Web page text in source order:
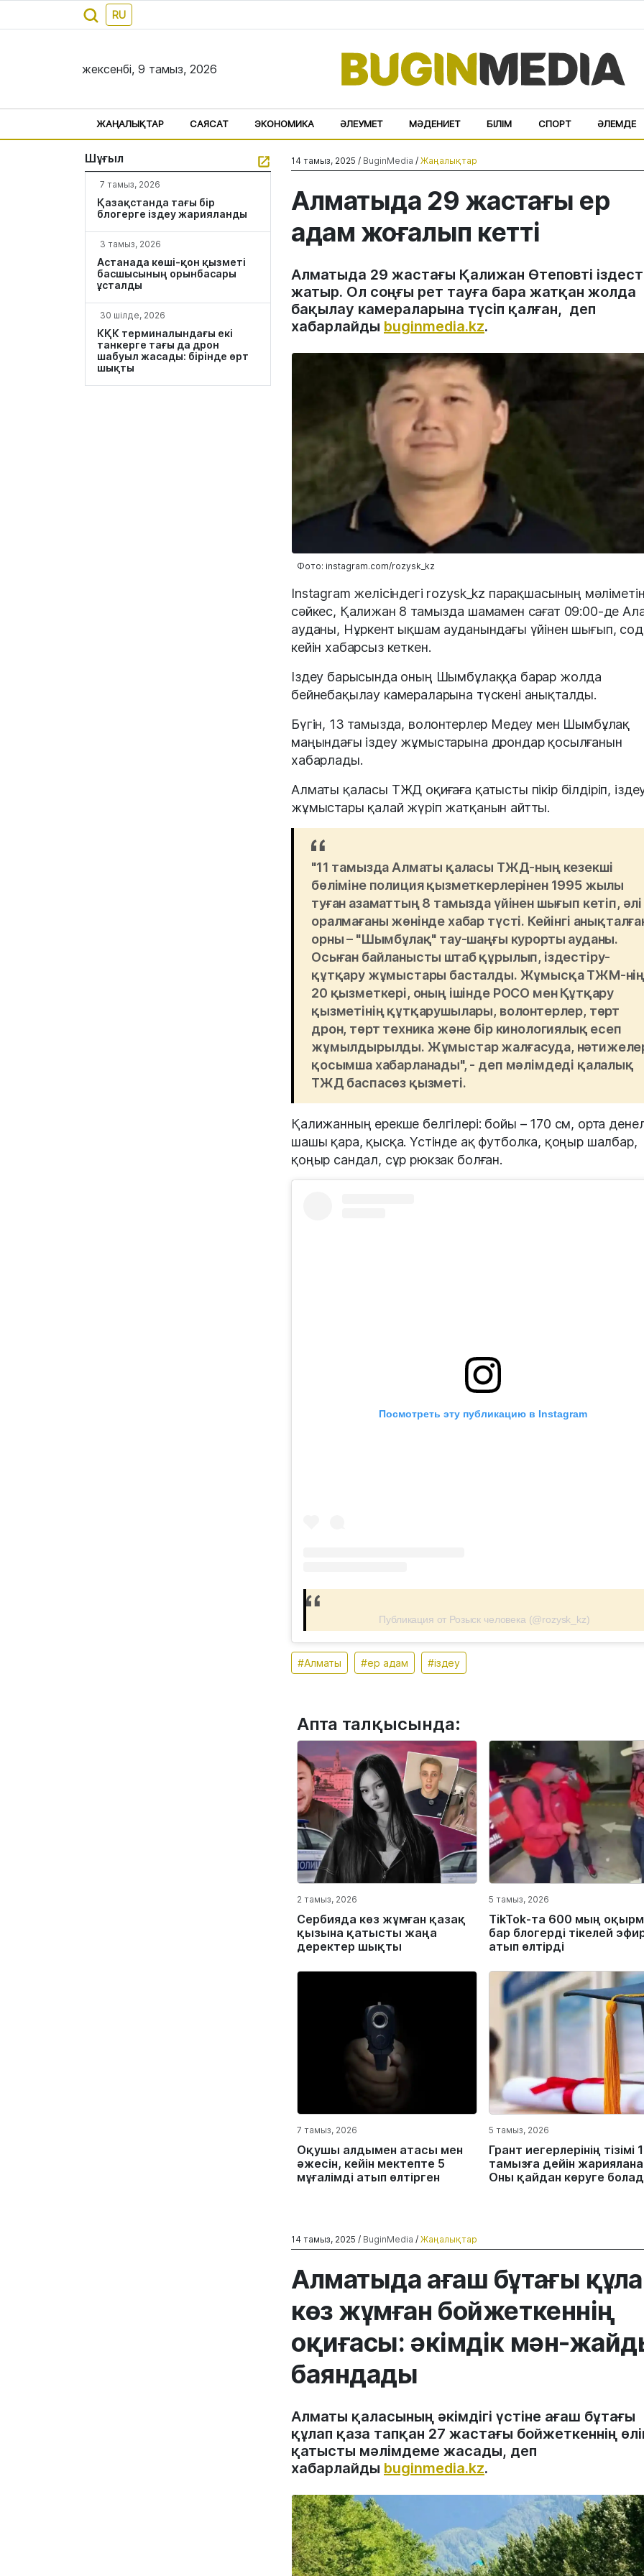
RU
жексенбі, 9 тамыз, 2026
ЖАҢАЛЫҚТАР САЯСАТ ЭКОНОМИКА ӘЛЕУМЕТ МӘДЕНИЕТ БІЛІМ СПОРТ ӘЛЕМДЕ
Шұғыл
7 тамыз, 2026
Қазақстанда тағы бір
блогерге іздеу жарияланды
3 тамыз, 2026
Астанада көші-қон қызметі
басшысының орынбасары
ұсталды
30 шілде, 2026
КҚК терминалындағы екі
танкерге тағы да дрон
шабуыл жасады: бірінде өрт
шықты
14 тамыз, 2025 / BuginMedia / Жаңалықтар
Алматыда 29 жастағы ер
адам жоғалып кетті
Алматыда 29 жастағы Қалижан Өтеповті
жатыр. Ол соңғы рет тауға бара жатқан жолда
бақылау камераларына түсіп қалған, деп
хабарлайды buginmedia.kz.
Фото: instagram.com/rozysk_kz
Instagram желісіндегі rozysk_kz парақшасының
сәйкес, Қалижан 8 тамызда шамамен сағат 09:00-де
ауданы, Нұркент ықшам ауданындағы үйінен шығып,
кейін хабарсыз кеткен.
Іздеу барысында оның Шымбұлаққа барар жолда
бейнебақылау камераларына түскені анықталды.
Бүгін, 13 тамызда, волонтерлер Медеу мен Шымбұлақ
маңындағы іздеу жұмыстарына дрондар қосылғанын
хабарлады.
Алматы қаласы ТЖД оқиғаға қатысты пікір білдіріп,
жұмыстары қалай жүріп жатқанын айтты.
"11 тамызда Алматы қаласы ТЖД-ның кезекші
бөліміне полиция қызметкерлерінен 1995 жылы
туған азаматтың 8 тамызда үйінен шығып кетіп, әлі
оралмағаны жөнінде хабар түсті. Кейінгі
орны – "Шымбұлақ" тау-шаңғы курорты ауданы.
Осыған байланысты штаб құрылып, іздестіру-
құтқару жұмыстары басталды. Жұмысқа ТЖМ-
20 қызметкері, оның ішінде РОСО мен Құтқару
қызметінің құтқарушылары, волонтерлер, төрт
дрон, төрт техника және бір кинологиялық есеп
жұмылдырылды. Жұмыстар жалғасуда,
қосымша хабарланады", - деп мәлімдеді қалалық
ТЖД баспасөз қызметі.
Қалижанның ерекше белгілері: бойы – 170 см, орта
шашы қара, қысқа. Үстінде ақ футболка, қоңыр шалбар,
қоңыр сандал, сұр рюкзак болған.
Посмотреть эту публикацию в Instagram
Публикация от Розыск человека (@rozysk_kz)
#Алматы #ер адам #іздеу
Апта талқысында:
2 тамыз, 2026
Сербияда көз жұмған қазақ
қызына қатысты жаңа
деректер шықты
5 тамыз, 2026
TikTok-та 600 мың
бар блогерді тікелей
атып өлтірді
7 тамыз, 2026
Оқушы алдымен атасы мен
әжесін, кейін мектепте 5
мұғалімді атып өлтірген
5 тамыз, 2026
Грант иегерлерінің тізімі
тамызға дейін
Оны қайдан көруге
14 тамыз, 2025 / BuginMedia / Жаңалықтар
Алматыда ағаш бұтағы
көз жұмған бойжеткеннің
оқиғасы: әкімдік мән-
баяндады
Алматы қаласының әкімдігі үстіне ағаш бұтағы
құлап қаза тапқан 27 жастағы бойжеткеннің
қатысты мәлімдеме жасады, деп
хабарлайды buginmedia.kz.